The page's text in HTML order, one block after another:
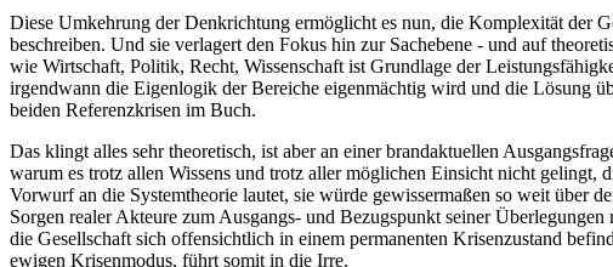
Diese Umkehrung der Denkrichtung ermöglicht es nun, die Komplexität der
beschreiben. Und sie verlagert den Fokus hin zur Sachebene - und auf
wie Wirtschaft, Politik, Recht, Wissenschaft ist Grundlage der
irgendwann die Eigenlogik der Bereiche eigenmächtig wird und die Lösung
beiden Referenzkrisen im Buch.
Das klingt alles sehr theoretisch, ist aber an einer brandaktuellen
warum es trotz allen Wissens und trotz aller möglichen Einsicht nicht
Vorwurf an die Systemtheorie lautet, sie würde gewissermaßen so weit über
Sorgen realer Akteure zum Ausgangs- und Bezugspunkt seiner
die Gesellschaft sich offensichtlich in einem permanenten Krisenzustand
ewigen Krisenmodus, führt somit in die Irre.